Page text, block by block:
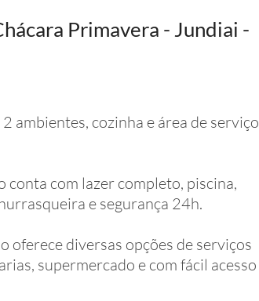
Primavera - Jundiai -
ambientes, cozinha e área de serviço
com lazer completo, piscina,
e segurança 24h.
oferece diversas opções de serviços
supermercado e com fácil acesso